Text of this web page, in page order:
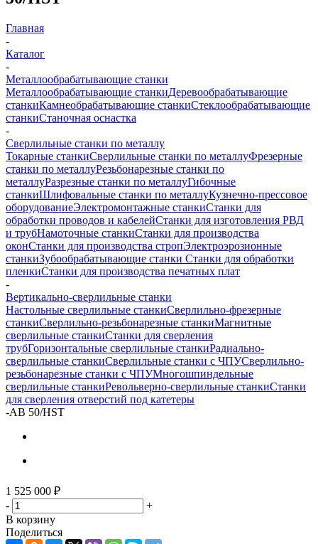
Главная
-
Каталог
-
Металлообрабатывающие станки
Металлообрабатывающие станкиДеревообрабатывающие
станкиКамнеобрабатывающие станкиСтеклообрабатывающие
станкиСтаночная оснастка
-
Сверлильные станки по металлу
Токарные станкиСверлильные станки по металлуФрезерные
станки по металлуРезьбонарезные станки по
металлуРазрезные станки по металлуГибочные
станкиШлифовальные станки по металлуКузнечно-прессовое
оборудованиеЭлектромонтажные станкиСтанки для
обработки проводов и кабелейСтанки для изготовления РВД
и трубНамоточные станкиСтанки для производства
оконСтанки для производства стропЭлектроэрозионные
станкиЗубообрабатывающие станки Станки для обработки
пленкиСтанки для производства печатных плат
-
Вертикально-сверлильные станки
Настольные сверлильные станкиСверлильно-фрезерные
станкиСверлильно-резьбонарезные станкиМагнитные
сверлильные станкиСтанки для сверления
трубГоризонтальные сверлильные станкиРадиально-
сверлильные станкиСверлильные станки с ЧПУСверлильно-
резьбонарезные станки с ЧПУМногошпиндельные
сверлильные станкиРевольверно-сверлильные станкиСтанки
для сверления отверстий под катетеры
-AB 50/HST
1 525 000 ₽
-
+
В корзину
Поделиться